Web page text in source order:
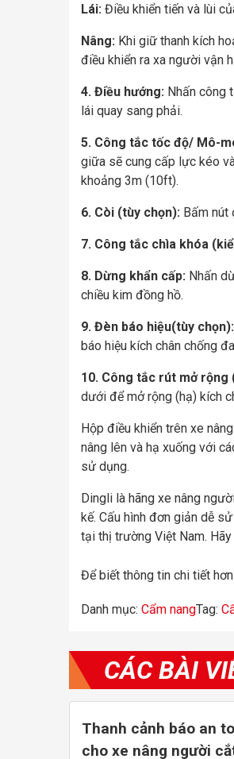
Lái: Điều khiển tiến và lùi
Nâng: Khi giữ thanh kích
điều khiển ra xa người vận
4. Điều hướng: Nhấn công
lái quay sang phải.
5. Công tắc tốc độ/ Mô-
giữa sẽ cung cấp lực kéo
khoảng 3m (10ft).
6. Còi (tùy chọn): Bấm nút
7. Công tắc chìa khóa
8. Dừng khẩn cấp: Nhấn
chiều kim đồng hồ.
9. Đèn báo hiệu(tùy chọn):
báo hiệu kích chân chống
10. Công tắc rút mở rộng
dưới để mở rộng (hạ) kích
Hộp điều khiển trên xe
nâng lên và hạ xuống với
sử dụng.
Dingli là hãng xe nâng
kế. Cấu hình đơn giản dễ
tại thị trường Việt Nam.
Để biết thông tin chi tiết
Danh mục: Cẩm nangTag:
CÁC BÀI
Thanh cảnh báo an
cho xe nâng người